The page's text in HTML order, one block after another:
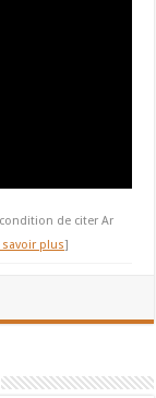
de citer Ar
savoir plus]